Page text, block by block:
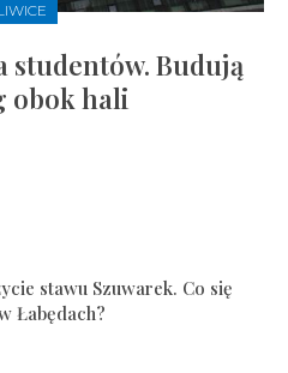
studentów. Budują
obok hali
stawu Szuwarek. Co się
Łabędach?